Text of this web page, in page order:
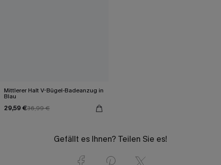
Mittlerer Halt V-Bügel-Badeanzug in
Blau
29,59 €36,99 €
Gefällt es Ihnen? Teilen Sie es!